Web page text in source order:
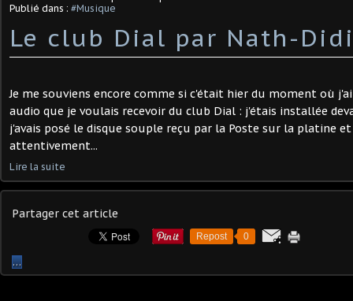
Publié dans : #Musique
Le club Dial par Nath-
Je me souviens encore comme si c'était hier du moment où
audio que je voulais recevoir du club Dial : j'étais installée
j'avais posé le disque souple reçu par la Poste sur la platine
attentivement...
Lire la suite
Partager cet article
Repost 0
…